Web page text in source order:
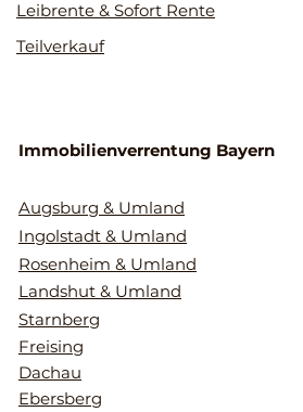
Leibrente & Sofort Rente
Teilverkauf
Immobilienverrentung Bayern
Augsburg & Umland
Ingolstadt & Umland
Rosenheim & Umland
Landshut & Umland
Starnberg
Freising
Dachau
Ebersberg